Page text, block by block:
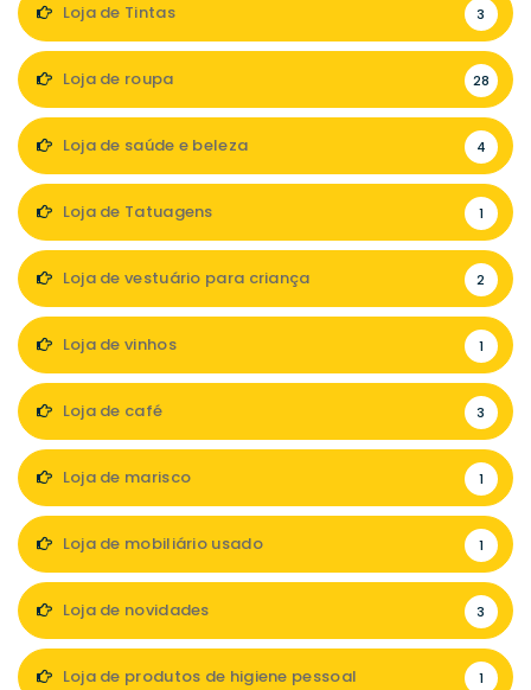
Loja de Tintas 3
Loja de roupa 28
Loja de saúde e beleza 4
Loja de Tatuagens 1
Loja de vestuário para criança 2
Loja de vinhos 1
Loja de café 3
Loja de marisco 1
Loja de mobiliário usado 1
Loja de novidades 3
Loja de produtos de higiene pessoal 1